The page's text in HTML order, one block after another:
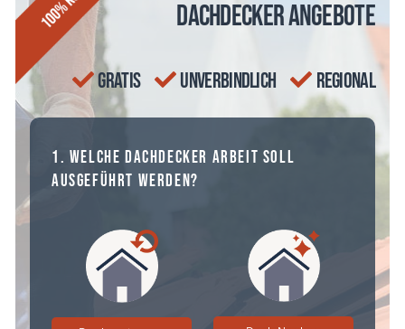
Dachdecker Angebote
gratis unverbindlich regional
1. Welche Dachdecker Arbeit soll
ausgeführt werden?